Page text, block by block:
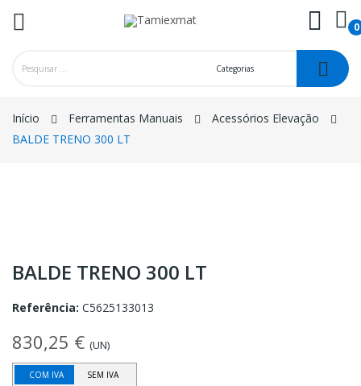
0
Início Ferramentas Manuais
Acessórios Elevação
BALDE TRENO 300 LT
BALDE TRENO 300 LT
Referência: C5625133013
830,25 € (UN)
COM IVA SEM IVA